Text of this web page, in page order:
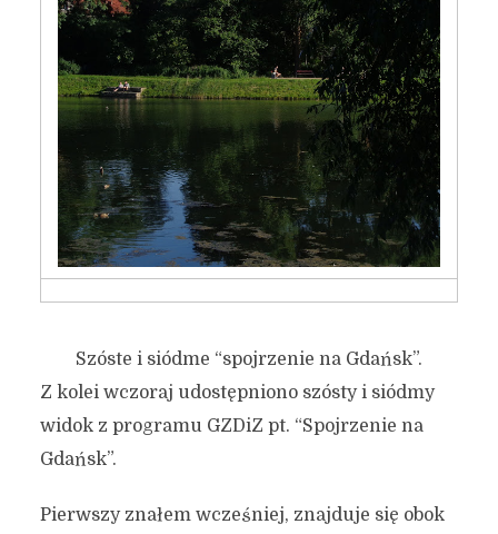
Szóste i siódme “spojrzenie na Gdańsk”.
Z kolei wczoraj udostępniono szósty i siódmy
widok z programu GZDiZ pt. “Spojrzenie na
Gdańsk”.
Pierwszy znałem wcześniej, znajduje się obok